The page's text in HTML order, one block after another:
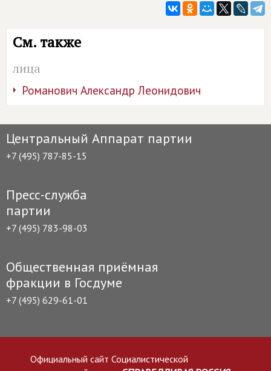
См. также
лица
Романович Александр Леонидович
Центральный Аппарат партии
+7 (495) 787-85-15
Пресс-служба
партии
+7 (495) 783-98-03
Общественная приёмная
фракции в Госдуме
+7 (495) 629-61-01
Официальный сайт Социалистической